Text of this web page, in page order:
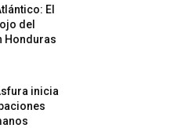
El
del
Honduras
inicia